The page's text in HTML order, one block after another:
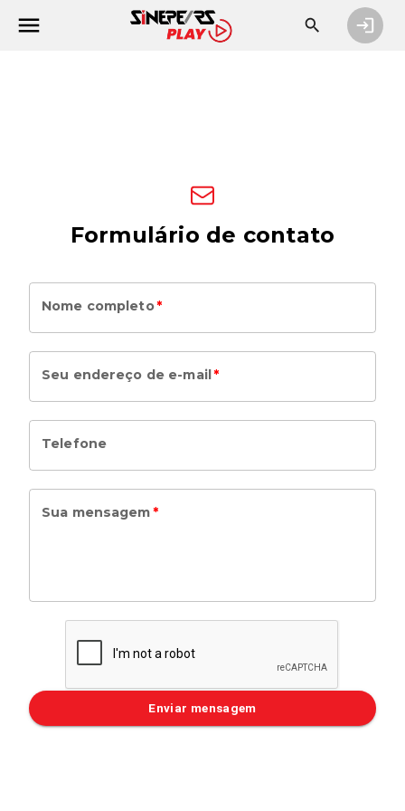
Formulário de contato
Nome completo*
Seu endereço de e-mail*
Telefone
Sua mensagem*
Enviar mensagem